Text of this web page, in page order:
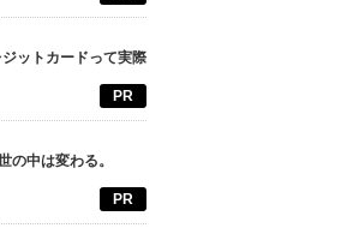
ットカードって実際
PR
の中は変わる。
PR